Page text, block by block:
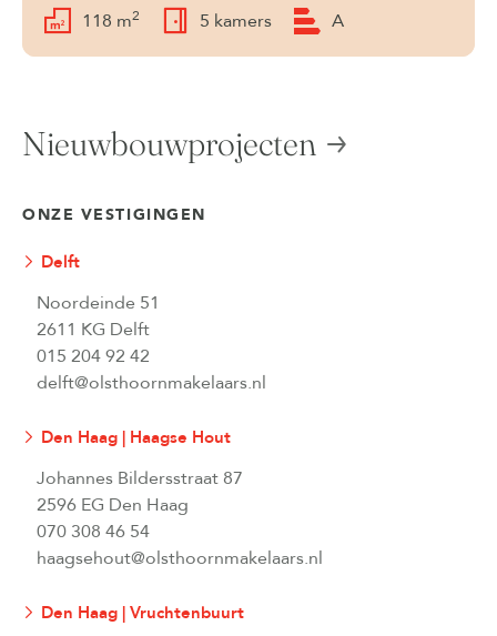
118 m2 5 kamers A
Nieuwbouwprojecten
ONZE VESTIGINGEN
Delft
Noordeinde 51
2611 KG Delft
015 204 92 42
delft@olsthoornmakelaars.nl
Den Haag | Haagse Hout
Johannes Bildersstraat 87
2596 EG Den Haag
070 308 46 54
haagsehout@olsthoornmakelaars.nl
Den Haag | Vruchtenbuurt